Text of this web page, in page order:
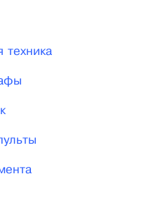
техника